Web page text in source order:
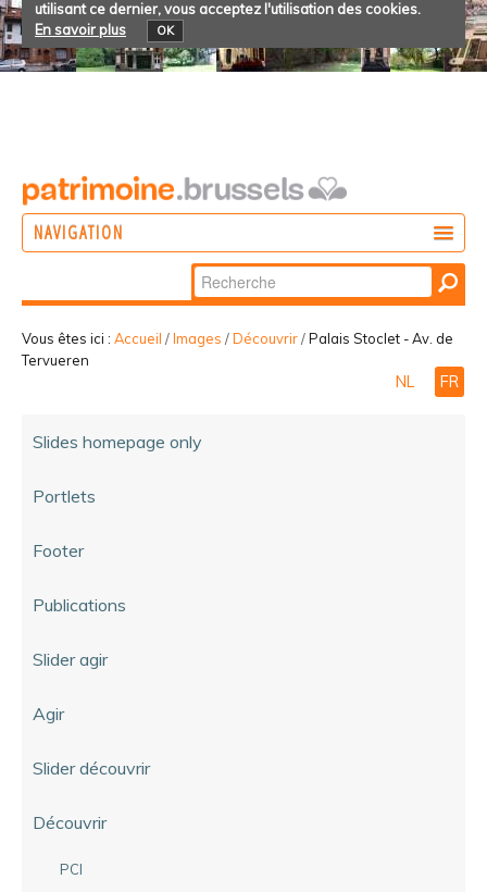
utilisant ce dernier, vous acceptez l'utilisation des cookies.
En savoir plus
OK
NAVIGATION
PARTICIPER
Chercher par
Recherche
avancée…
Vous êtes ici : Accueil /Images /Découvrir/Palais Stoclet - Av. de
Tervueren
NL FR
Slides homepage only
Portlets
Footer
Publications
Slider agir
Agir
Slider découvrir
Découvrir
PCI